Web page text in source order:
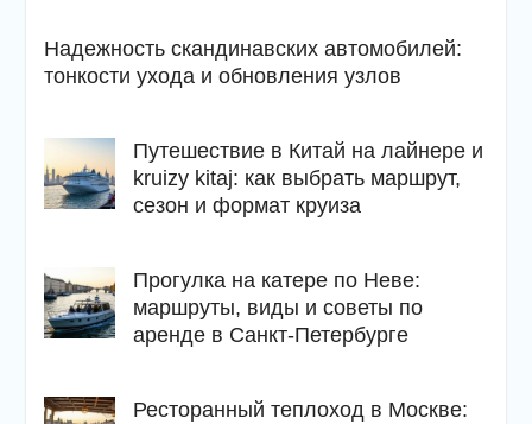
Надежность скандинавских автомобилей:
тонкости ухода и обновления узлов
Путешествие в Китай на лайнере и
kruizy kitaj: как выбрать маршрут,
сезон и формат круиза
Прогулка на катере по Неве:
маршруты, виды и советы по
аренде в Санкт-Петербурге
Ресторанный теплоход в Москве: